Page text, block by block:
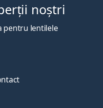
noștri
pentru lentilele